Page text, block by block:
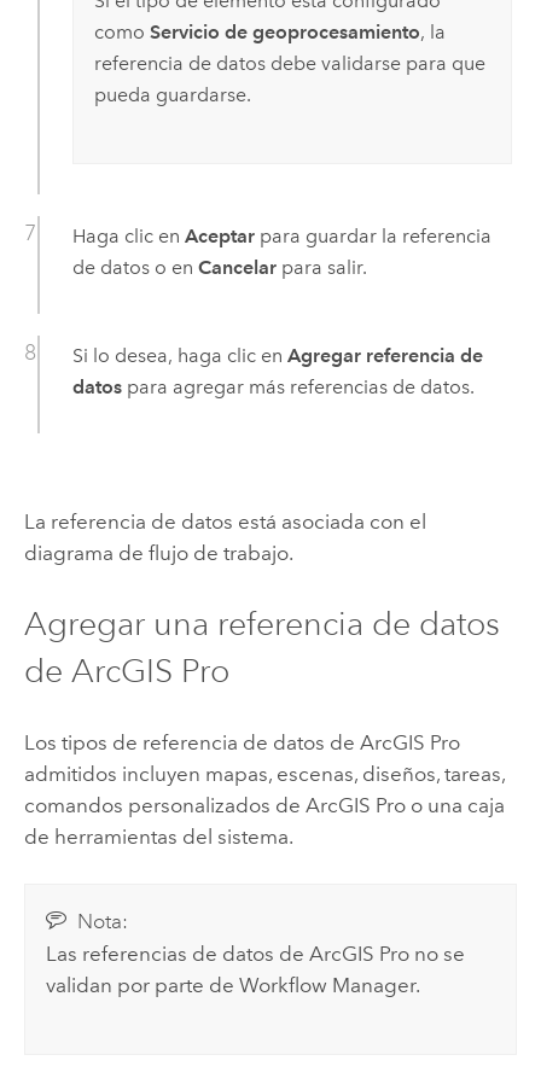
como Servicio de geoprocesamiento, la
referencia de datos debe validarse para que
pueda guardarse.
Haga clic en Aceptarpara guardar la referencia
de datos o en Cancelarpara salir.
Si lo desea, haga clic en Agregar referencia de
datospara agregar más referencias de datos.
La referencia de datos está asociada con el
diagrama de flujo de trabajo.
Agregar una referencia de datos
de ArcGIS Pro
Los tipos de referencia de datos de ArcGIS Pro
admitidos incluyen mapas, escenas, diseños, tareas,
comandos personalizados de ArcGIS Proo una caja
de herramientas del sistema.
Nota:
Las referencias de datos deArcGIS Pro no se
validan por parte deWorkflow Manager.